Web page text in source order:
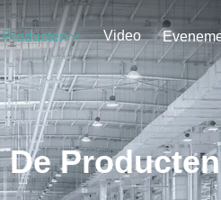
Producten Video
De Producten